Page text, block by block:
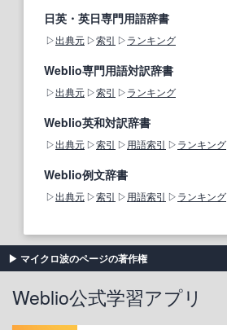
日英・英日専門用語辞書
出典元 索引 ランキング
Weblio専門用語対訳辞書
出典元 索引 ランキング
Weblio英和対訳辞書
出典元 索引 用語索引 ランキング
Weblio例文辞書
出典元 索引 用語索引 ランキング
マイクロ波のページの著作権
Weblio公式学習アプリ